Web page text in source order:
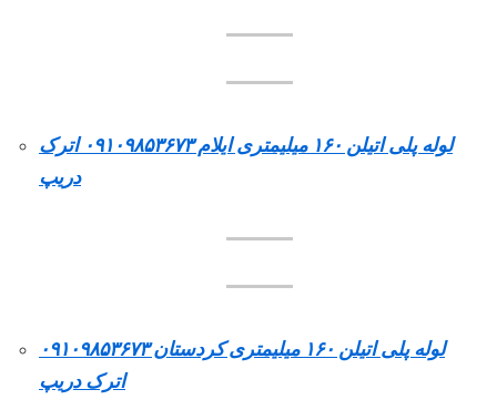
لوله پلی اتیلن ۱۶۰ میلیمتری ایلام ۰۹۱۰۹۸۵۳۶۷۳ اترک
دریپ
لوله پلی اتیلن ۱۶۰ میلیمتری کردستان ۰۹۱۰۹۸۵۳۶۷۳
اترک دریپ